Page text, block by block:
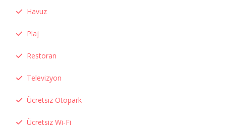
Havuz
Plaj
Restoran
Televizyon
Ücretsiz Otopark
Ücretsiz Wi-Fi